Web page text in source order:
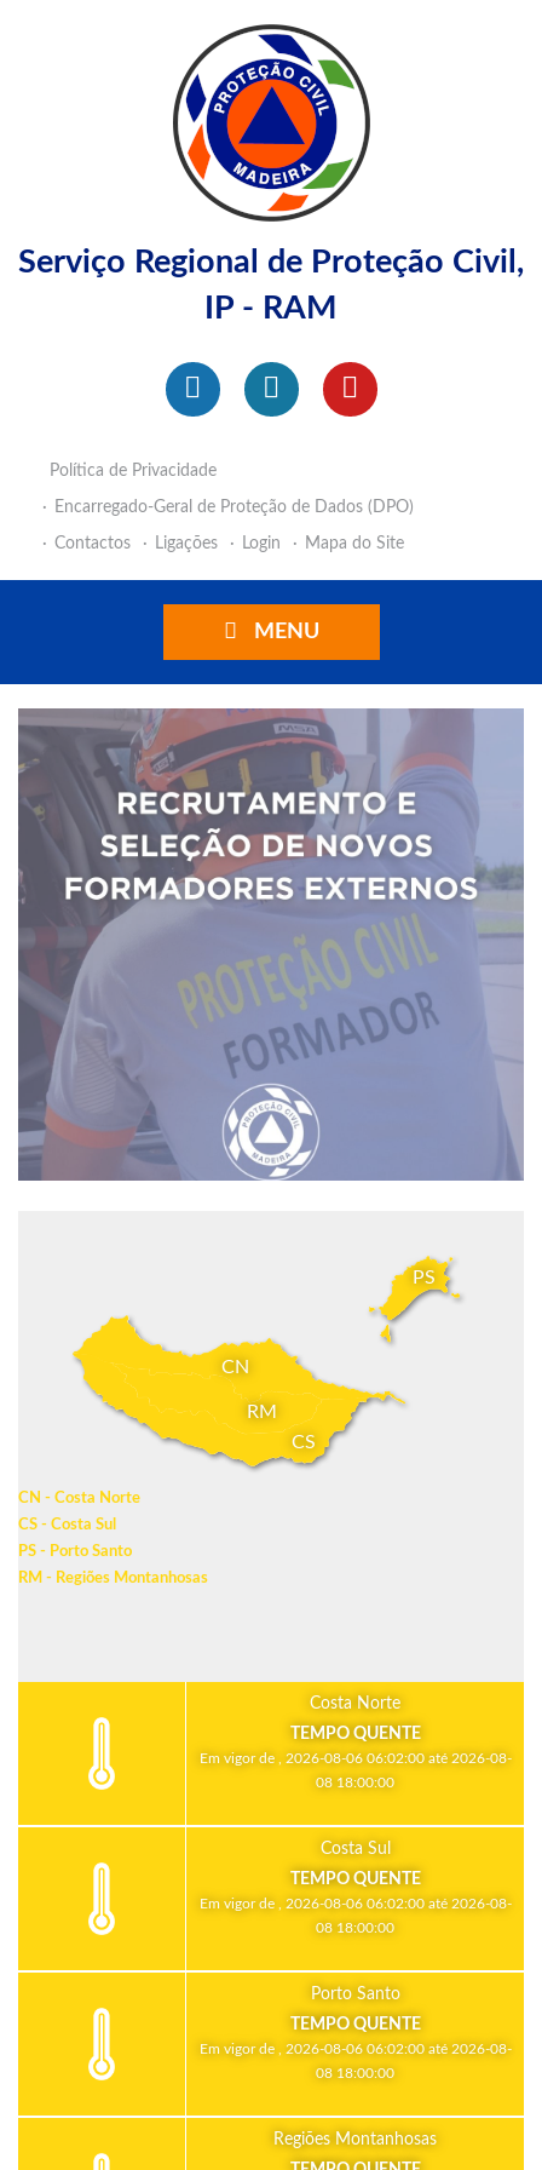
Serviço Regional de Proteção Civil,
IP - RAM
Política de Privacidade
Encarregado-Geral de Proteção de Dados (DPO)
Contactos
Ligações Login Mapa do Site
MENU
CN
CS
PS
RM
CN - Costa Norte
CS - Costa Sul
PS - Porto Santo
RM - Regiões Montanhosas
Costa Norte
TEMPO QUENTE
Em vigor de , 2026-08-06 06:02:00 até 2026-08-
08 18:00:00
Costa Sul
TEMPO QUENTE
Em vigor de , 2026-08-06 06:02:00 até 2026-08-
08 18:00:00
Porto Santo
TEMPO QUENTE
Em vigor de , 2026-08-06 06:02:00 até 2026-08-
08 18:00:00
Regiões Montanhosas